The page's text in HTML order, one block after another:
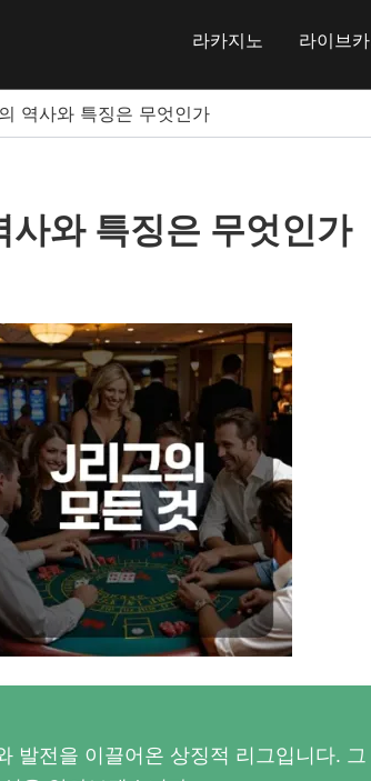
라카지노 라이브
역사와 특징은 무엇인가
와 특징은 무엇인가
발전을 이끌어온 상징적 리그입니다.